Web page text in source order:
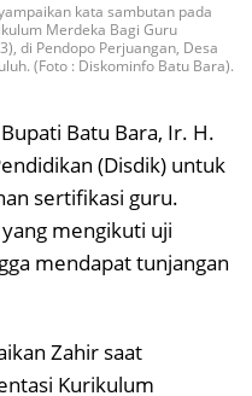
kata sambutan pada
Merdeka Bagi Guru
di Pendopo Perjuangan, Desa
(Foto : Diskominfo Batu Bara).
Bupati Batu Bara, Ir. H.
(Disdik) untuk
sertifikasi guru.
mengikuti uji
mendapat tunjangan
Zahir saat
Kurikulum